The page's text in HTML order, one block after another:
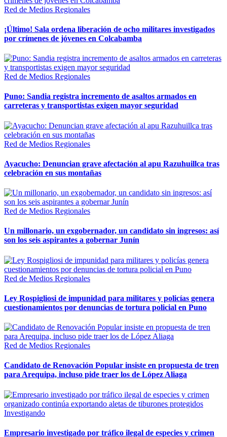
Red de Medios Regionales
¡Último! Sala ordena liberación de ocho militares investigados
por crímenes de jóvenes en Colcabamba
Red de Medios Regionales
Puno: Sandia registra incremento de asaltos armados en
carreteras y transportistas exigen mayor seguridad
Red de Medios Regionales
Ayacucho: Denuncian grave afectación al apu Razuhuillca tras
celebración en sus montañas
Red de Medios Regionales
Un millonario, un exgobernador, un candidato sin ingresos: así
son los seis aspirantes a gobernar Junín
Red de Medios Regionales
Ley Rospigliosi de impunidad para militares y policías genera
cuestionamientos por denuncias de tortura policial en Puno
Red de Medios Regionales
Candidato de Renovación Popular insiste en propuesta de tren
para Arequipa, incluso pide traer los de López Aliaga
Investigando
Empresario investigado por tráfico ilegal de especies y crimen